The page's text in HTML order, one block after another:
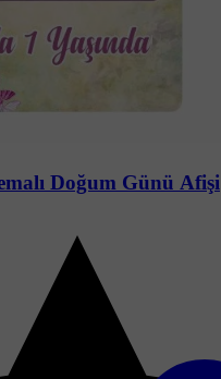
Doğum Günü Afişi